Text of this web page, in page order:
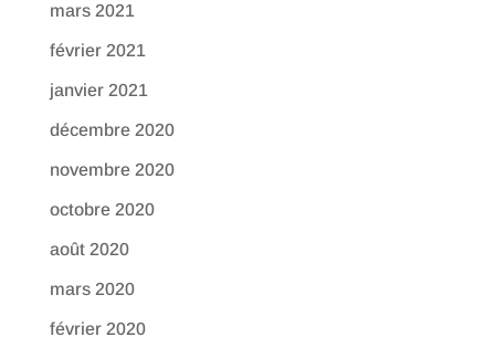
mars 2021
février 2021
janvier 2021
décembre 2020
novembre 2020
octobre 2020
août 2020
mars 2020
février 2020